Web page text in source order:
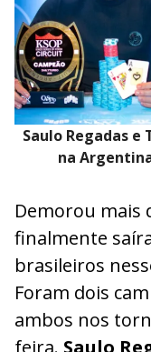
Saulo Regadas
na
Demorou mais
finalmente
brasileiros
Foram dois
ambos nos
feira. Saulo